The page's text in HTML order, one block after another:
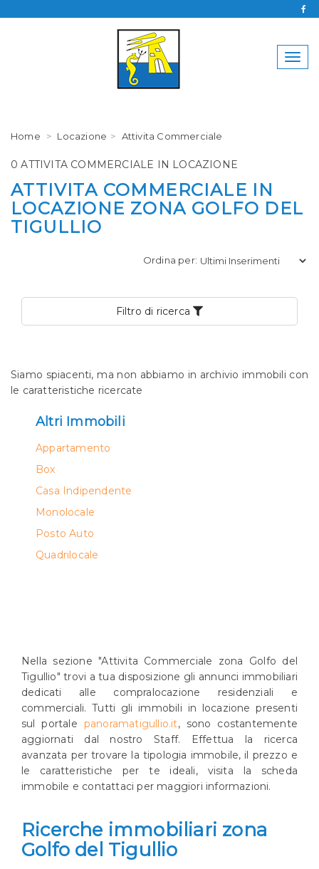
Home Locazione Attivita Commerciale
0 ATTIVITA COMMERCIALE IN LOCAZIONE
ATTIVITA COMMERCIALE IN
LOCAZIONE ZONA GOLFO DEL
TIGULLIO
Ordina per:
Filtro di ricerca
Siamo spiacenti, ma non abbiamo in archivio immobili con
le caratteristiche ricercate
Altri Immobili
Appartamento
Box
Casa Indipendente
Monolocale
Posto Auto
Quadrilocale
Nella sezione "Attivita Commerciale zona Golfo del
Tigullio" trovi a tua disposizione gli annunci immobiliari
dedicati alle compralocazione residenziali e
commerciali. Tutti gli immobili in locazione presenti
sul portale panoramatigullio.it, sono costantemente
aggiornati dal nostro Staff. Effettua la ricerca
avanzata per trovare la tipologia immobile, il prezzo e
le caratteristiche per te ideali, visita la scheda
immobile e contattaci per maggiori informazioni.
Ricerche immobiliari zona
Golfo del Tigullio
*Il tuo nome*
Ricevi immobili simili a questo da Agenzia
*Controllo Antispam: qual è il numero fra 0 a 2?